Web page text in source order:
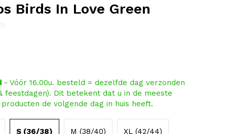
Birds In Love Green
- Vóór 16.00u. besteld = dezelfde dag verzonden
feestdagen). Dit betekent dat u in de meeste
de volgende dag in huis heeft.
S (36/38) M (38/40) XL (42/44)